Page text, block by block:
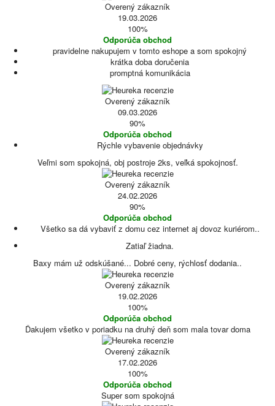
Overený zákazník
19.03.2026
100%
Odporúča obchod
pravidelne nakupujem v tomto eshope a som spokojný
krátka doba doručenia
promptná komunikácia
Overený zákazník
09.03.2026
90%
Odporúča obchod
Rýchle vybavenie objednávky
Veľmi som spokojná, obj postroje 2ks, veľká spokojnosť.
Overený zákazník
24.02.2026
90%
Odporúča obchod
Všetko sa dá vybaviť z domu cez internet aj dovoz kuriérom..
Zatiaľ žiadna.
Baxy mám už odskúšané... Dobré ceny, rýchlosť dodania..
Overený zákazník
19.02.2026
100%
Odporúča obchod
Ďakujem všetko v poriadku na druhý deň som mala tovar doma
Overený zákazník
17.02.2026
100%
Odporúča obchod
Super som spokojná